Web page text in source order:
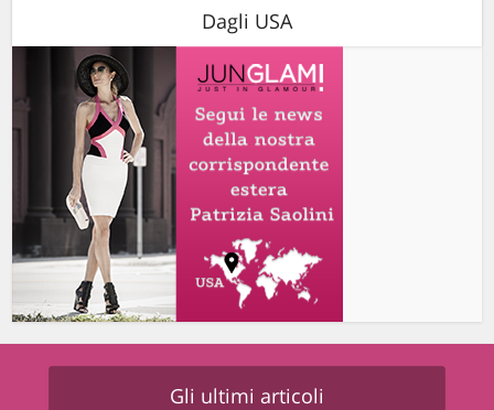
Dagli USA
Gli ultimi articoli